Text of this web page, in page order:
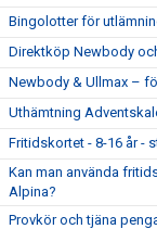
Bingolotter för
Direktköp Newbody
Newbody & Ullmax –
Uthämtning
Fritidskortet - 8-16 år -
Kan man använda
Alpina?
Provkör och tjäna